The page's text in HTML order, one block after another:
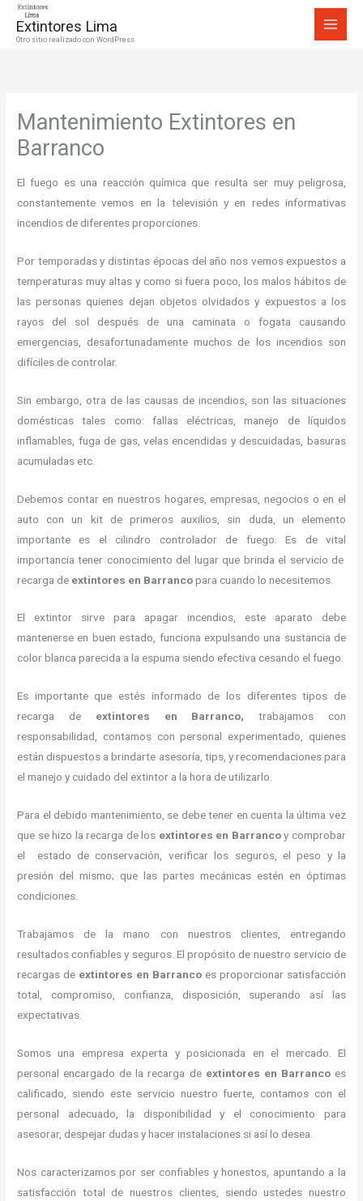
Extintores Lima
Otro sitio realizado con WordPress
Mantenimiento Extintores en
Barranco
El fuego es una reacción química que resulta ser muy peligrosa,
constantemente vemos en la televisión y en redes informativas
incendios de diferentes proporciones.
Por temporadas y distintas épocas del año nos vemos expuestos a
temperaturas muy altas y como si fuera poco, los malos hábitos de
las personas quienes dejan objetos olvidados y expuestos a los
rayos del sol después de una caminata o fogata causando
emergencias, desafortunadamente muchos de los incendios son
difíciles de controlar.
Sin embargo, otra de las causas de incendios, son las situaciones
domésticas tales como: fallas eléctricas, manejo de líquidos
inflamables, fuga de gas, velas encendidas y descuidadas, basuras
acumuladas etc.
Debemos contar en nuestros hogares, empresas, negocios o en el
auto con un kit de primeros auxilios, sin duda, un elemento
importante es el cilindro controlador de fuego. Es de vital
importancia tener conocimiento del lugar que brinda el servicio de
recarga de extintores en Barrancopara cuando lo necesitemos.
El extintor sirve para apagar incendios, este aparato debe
mantenerse en buen estado, funciona expulsando una sustancia de
color blanca parecida a la espuma siendo efectiva cesando el fuego.
Es importante que estés informado de los diferentes tipos de
recarga de extintores en Barranco,trabajamos con
responsabilidad, contamos con personal experimentado, quienes
están dispuestos a brindarte asesoría, tips, y recomendaciones para
el manejo y cuidado del extintor a la hora de utilizarlo.
Para el debido mantenimiento, se debe tener en cuenta la última vez
que se hizo la recarga de los extintores en Barrancoy comprobar
el estado de conservación, verificar los seguros, el peso y la
presión del mismo; que las partes mecánicas estén en óptimas
condiciones.
Trabajamos de la mano con nuestros clientes, entregando
resultados confiables y seguros. El propósito de nuestro servicio de
recargas de extintores en Barranco es proporcionar satisfacción
total, compromiso, confianza, disposición, superando así las
expectativas.
Somos una empresa experta y posicionada en el mercado. El
personal encargado de la recarga de extintores en Barrancoes
calificado, siendo este servicio nuestro fuerte, contamos con el
personal adecuado, la disponibilidad y el conocimiento para
asesorar, despejar dudas y hacer instalaciones si así lo desea.
Nos caracterizamos por ser confiables y honestos, apuntando a la
satisfacción total de nuestros clientes, siendo ustedes nuestro